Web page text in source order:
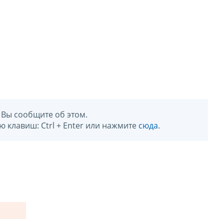
Вы сообщите об этом.
клавиш: Ctrl + Enter или нажмите сюда.